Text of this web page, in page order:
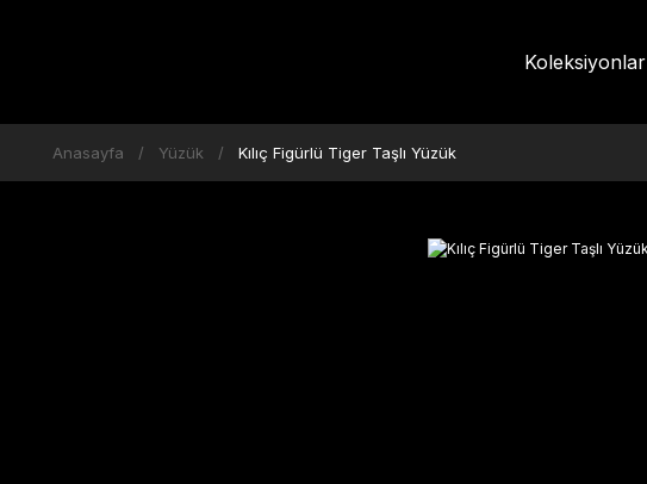
Koleksiyonlar
Anasayfa Yüzük Kılıç Figürlü Tiger Taşlı Yüzük